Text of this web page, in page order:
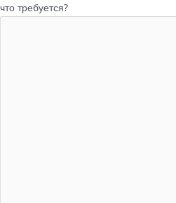
что требуется?